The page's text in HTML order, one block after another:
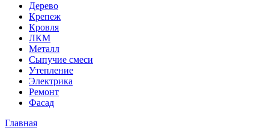
Дерево
Крепеж
Кровля
ЛКМ
Металл
Сыпучие смеси
Утепление
Электрика
Ремонт
Фасад
Главная